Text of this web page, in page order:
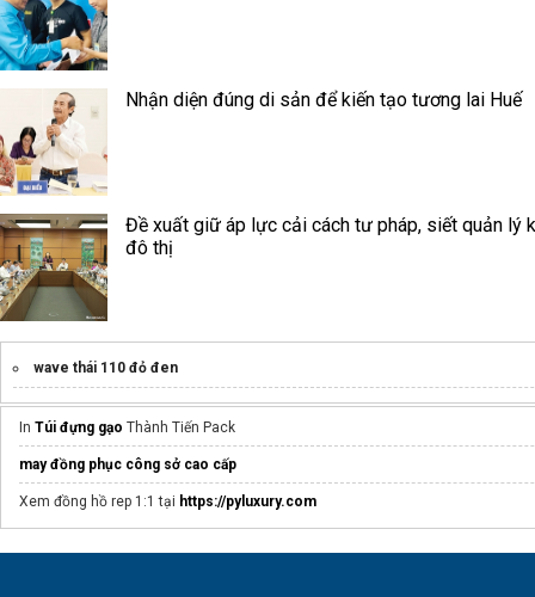
Nhận diện đúng di sản để kiến tạo tương lai Huế
Đề xuất giữ áp lực cải cách tư pháp, siết quản lý
đô thị
wave thái 110 đỏ đen
In Túi đựng gạo Thành Tiến Pack
may đồng phục công sở cao cấp
Xem đồng hồ rep 1:1 tại https://pyluxury.com